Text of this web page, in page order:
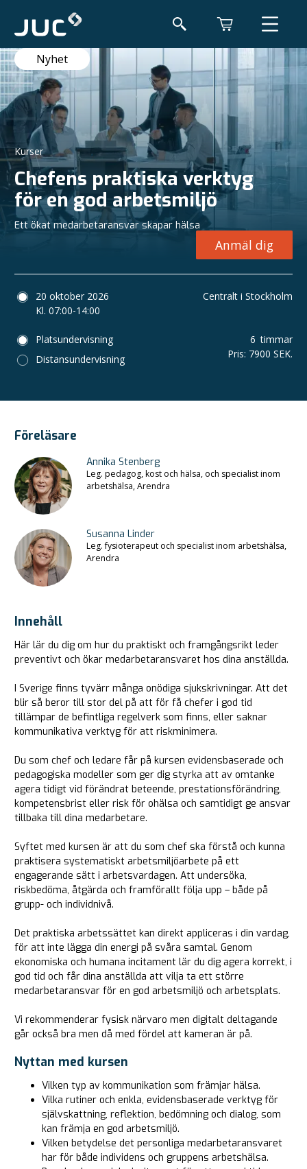
Nyhet
Kurser
Chefens praktiska verktyg
för en god arbetsmiljö
Ett ökat medarbetaransvar skapar hälsa
Anmäl dig
20 oktober 2026
Kl. 07:00-14:00
Centralt i Stockholm
Platsundervisning
Distansundervisning
6 timmar
Pris: 7900 SEK.
Föreläsare
Annika Stenberg
Leg. pedagog, kost och hälsa, och specialist inom
arbetshälsa, Arendra
Susanna Linder
Leg. fysioterapeut och specialist inom arbetshälsa,
Arendra
Innehåll
Här lär du dig om hur du praktiskt och framgångsrikt leder
preventivt och ökar medarbetaransvaret hos dina anställda.
I Sverige finns tyvärr många onödiga sjukskrivningar. Att det
blir så beror till stor del på att för få chefer i god tid
tillämpar de befintliga regelverk som finns, eller saknar
kommunikativa verktyg för att riskminimera.
Du som chef och ledare får på kursen evidensbaserade och
pedagogiska modeller som ger dig styrka att av omtanke
agera tidigt vid förändrat beteende, prestationsförändring,
kompetensbrist eller risk för ohälsa och samtidigt ge ansvar
tillbaka till dina medarbetare.
Syftet med kursen är att du som chef ska förstå och kunna
praktisera systematiskt arbetsmiljöarbete på ett
engagerande sätt i arbetsvardagen. Att undersöka,
riskbedöma, åtgärda och framförallt följa upp – både på
grupp- och individnivå.
Det praktiska arbetssättet kan direkt appliceras i din vardag,
för att inte lägga din energi på svåra samtal. Genom
ekonomiska och humana incitament lär du dig agera korrekt, i
god tid och får dina anställda att vilja ta ett större
medarbetaransvar för en god arbetsmiljö och arbetsplats.
Vi rekommenderar fysisk närvaro men digitalt deltagande
går också bra men då med fördel att kameran är på.
Nyttan med kursen
Vilken typ av kommunikation som främjar hälsa.
Vilka rutiner och enkla, evidensbaserade verktyg för
självskattning, reflektion, bedömning och dialog, som
kan främja en god arbetsmiljö.
Vilken betydelse det personliga medarbetaransvaret
har för både individens och gruppens arbetshälsa.